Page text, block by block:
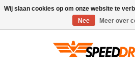
Wij slaan cookies op om onze website te
Nee
Meer over